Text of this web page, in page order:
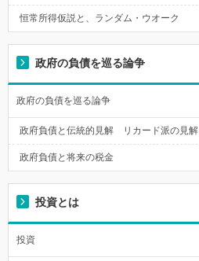
恒常所得仮説と、ランダム・ウオーク
政府の負債を巡る論争
政府の負債を巡る論争
政府負債と伝統的見解 リカード派の見解
政府負債と将来の税金
投資とは
投資